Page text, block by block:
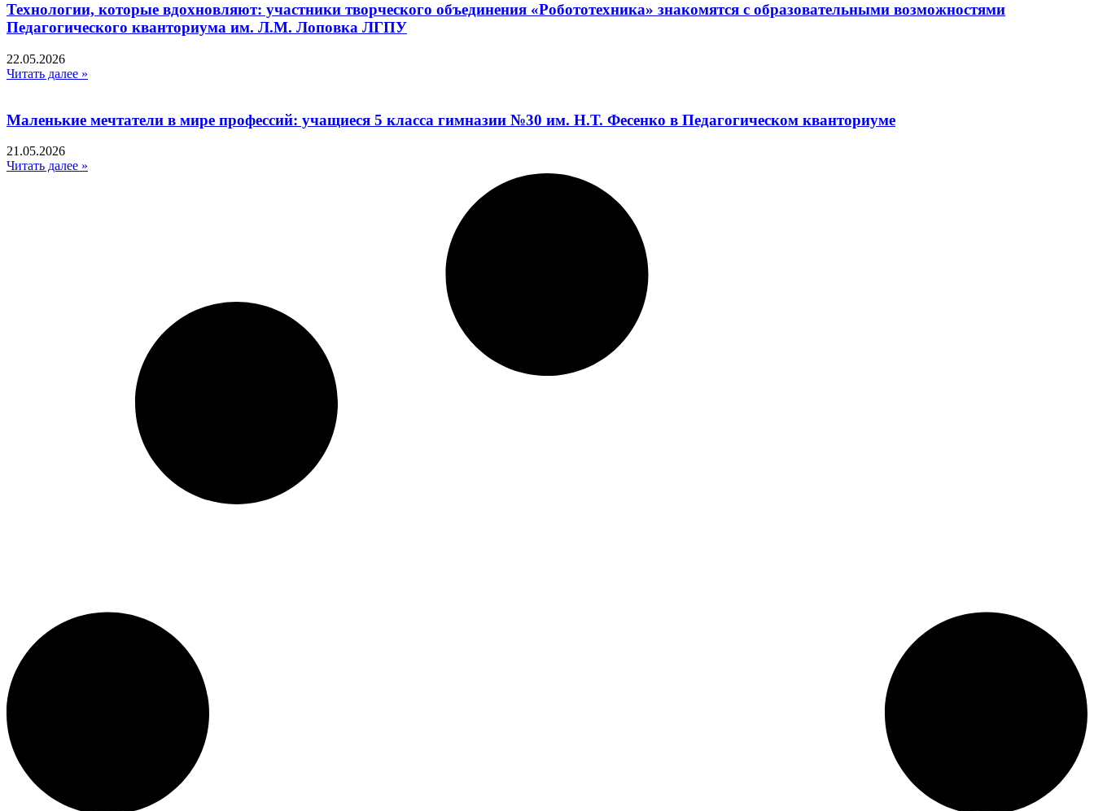
Технологии, которые вдохновляют: участники творческого объединения «Робототехника» знакомятся с образовательными возможностями
Педагогического кванториума им. Л.М. Лоповка ЛГПУ
22.05.2026
Читать далее »
Маленькие мечтатели в мире профессий: учащиеся 5 класса гимназии №30 им. Н.Т. Фесенко в Педагогическом кванториуме
21.05.2026
Читать далее »